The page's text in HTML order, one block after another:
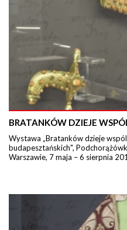
BRATANKÓW DZIEJE
Wystawa „Bratanków dzieje
budapesztańskich",
Warszawie, 7 maja – 6 sierpnia